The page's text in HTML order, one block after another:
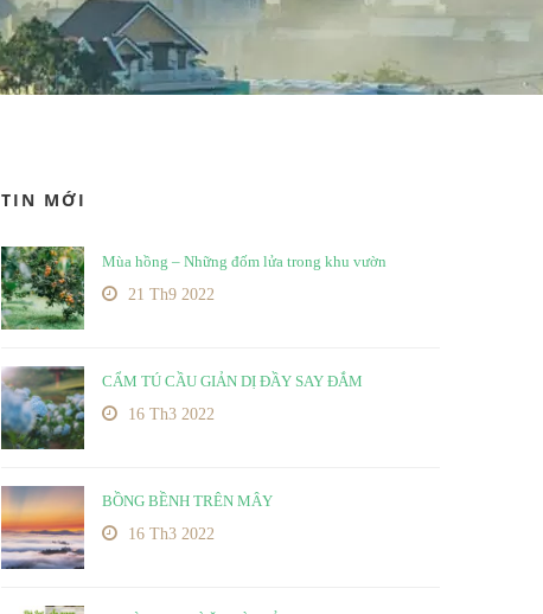
TIN MỚI
Mùa hồng – Những đốm lửa trong khu vườn
21 Th9 2022
CẨM TÚ CẦU GIẢN DỊ ĐẦY SAY ĐẮM
16 Th3 2022
BỒNG BỀNH TRÊN MÂY
16 Th3 2022